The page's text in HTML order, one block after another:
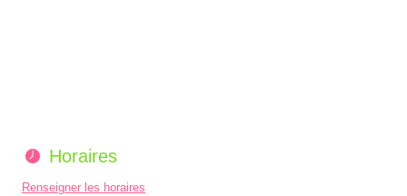
Horaires
Renseigner les horaires